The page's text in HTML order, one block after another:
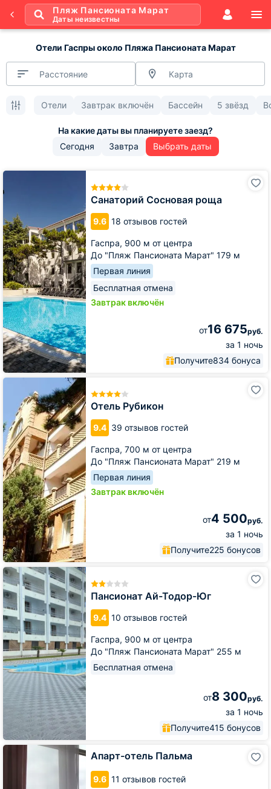
Пляж Пансионата Марат
Даты неизвестны
Отели Гаспры около Пляжа Пансионата Марат
Расстояние Карта
Отели Завтрак включён Бассейн 5 звёзд
Сегодня Завтра Выбрать даты
Санаторий Сосновая роща
9.6 18 отзывов гостей
Гаспра, 900 м от центра
До "Пляж Пансионата Марат" 179 м
Первая линия
Бесплатная отмена
Завтрак включён
от16 675руб.
за 1 ночь
Получите834 бонуса
Санаторий
роща
Отель Рубикон
9.4 39 отзывов гостей
Гаспра, 700 м от центра
До "Пляж Пансионата Марат" 219 м
Первая линия
Завтрак включён
от4 500руб.
за 1 ночь
Получите225 бонусов
Отель
Рубикон
Пансионат Ай-Тодор-Юг
9.4 10 отзывов гостей
Гаспра, 900 м от центра
До "Пляж Пансионата Марат" 255 м
Бесплатная отмена
от8 300руб.
за 1 ночь
Получите415 бонусов
Пансионат
Ай-
Тодор-
Юг
Апарт-отель Пальма
9.6 11 отзывов гостей
Апарт-
Пальма